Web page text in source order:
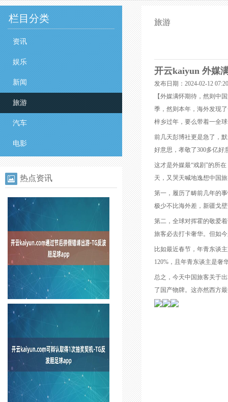
栏目分类
资讯
娱乐
新闻
旅游
汽车
电影
热点资讯
旅游
开云kaiyun 外媒
发布日期：2024-02-12
【外媒满怀期待，然则中
季，然则本年，海外发现
梓乡过年，要么带着一全
前几天彭博社更是急了，
好意思，孝敬了300多亿好
这才是外媒最“戏剧”的所
天，又哭天喊地逸想中国
第一，履历了畴前几年的
极少不比海外差，新疆戈
第二，全球对挥霍的敬爱
旅客必去打卡奢华。但如
比如最近春节，年青东谈
120%，且年青东谈主是奢
总之，今天中国旅客关于
了国产物牌。这亦然西方